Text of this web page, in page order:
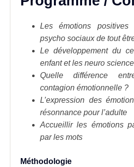
Les émotions
psycho sociaux de tout
Le développement du
enfant et les neuro
Quelle différence
contagion émotionnelle ?
L’expression des
résonnance pour l’adulte
Accueillir les émotions
par les mots
Méthodologie